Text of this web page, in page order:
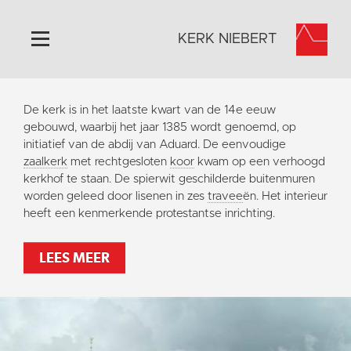
Home
Algemeen
Historie
Omgeving
Activiteiten
Contact
KERK NIEBERT
De kerk is in het laatste kwart van de 14e eeuw
gebouwd, waarbij het jaar 1385 wordt genoemd, op
initiatief van de abdij van Aduard. De eenvoudige
zaalkerk met rechtgesloten koor kwam op een verhoogd
kerkhof te staan. De spierwit geschilderde buitenmuren
worden geleed door lisenen in zes traveeën. Het interieur
heeft een kenmerkende protestantse inrichting.
LEES MEER